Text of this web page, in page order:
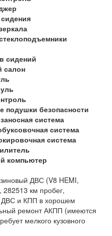
сидений
салон
подушки безопасности
система
система
система
компьютер
ДВС (V8 HEMI,
км пробег,
и КПП в хорошем
ремонт АКПП (имеются
мелкого кузовного